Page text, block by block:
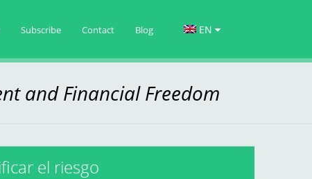
Subscribe Contact Blog EN
and Financial Freedom
el riesgo